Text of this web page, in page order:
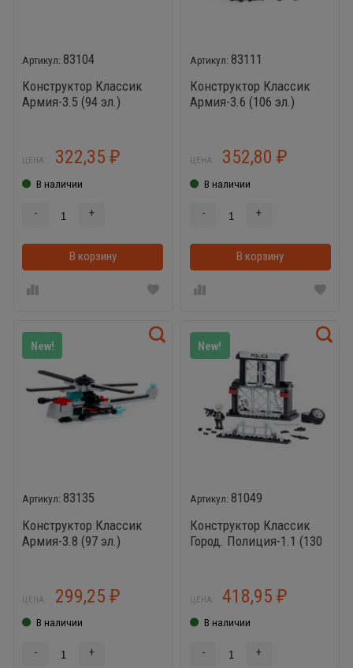
83104
Конструктор Классик
Армия-3.5 (94 эл.)
ЦЕНА: 322,35 ₽
В наличии
- +
В корзину В корзинке
83111
Конструктор Классик
Армия-3.6 (106 эл.)
ЦЕНА: 352,80₽
В наличии
- +
В корзину
New!
83135
Конструктор Классик
Армия-3.8 (97 эл.)
ЦЕНА: 299,25 ₽
В наличии
- +
New!
81049
Конструктор Классик
Город. Полиция-1.1 (130
ЦЕНА: 418,95₽
В наличии
- +